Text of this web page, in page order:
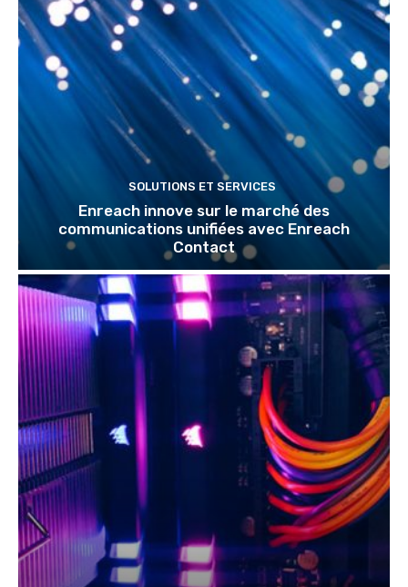
SOLUTIONS ET SERVICES
Enreach innove sur le marché des
communications unifiées avec Enreach
Contact